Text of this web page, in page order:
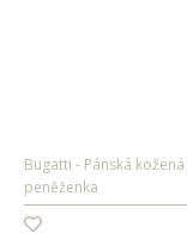
Bugatti
Pánská kožená
peněženka